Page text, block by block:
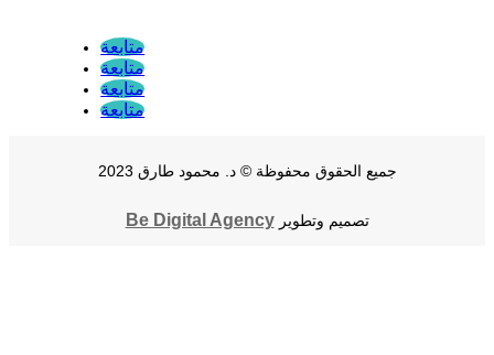
متابعة
متابعة
متابعة
متابعة
تصميم وتطويرBe Digital Agency
جميع الحقوق محفوظة © د. محمود طارق 2023